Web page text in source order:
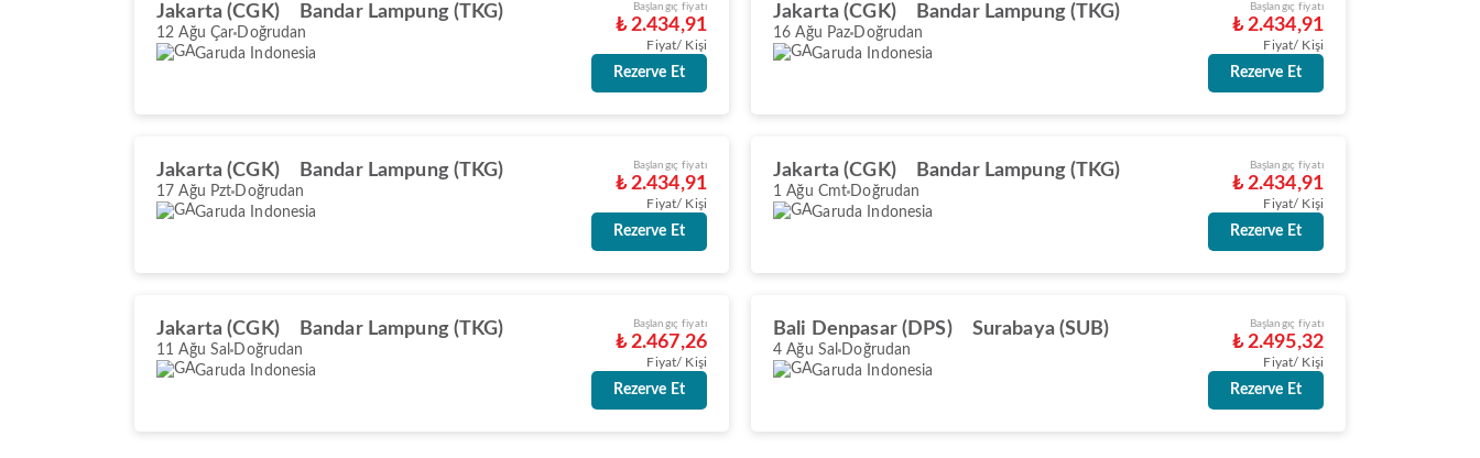
Jakarta (CGK) Bandar Lampung (TKG)
12 Ağu Çar Doğrudan
Garuda Indonesia
Başlangıç fiyatı
₺ 2.434,91
Fiyat/ Kişi
Rezerve Et
Jakarta (CGK) Bandar Lampung (TKG)
16 Ağu Paz Doğrudan
Garuda Indonesia
Başlangıç fiyatı
₺ 2.434,91
Fiyat/ Kişi
Rezerve Et
Jakarta (CGK) Bandar Lampung (TKG)
17 Ağu Pzt Doğrudan
Garuda Indonesia
Başlangıç fiyatı
₺ 2.434,91
Fiyat/ Kişi
Rezerve Et
Jakarta (CGK) Bandar Lampung (TKG)
1 Ağu Cmt Doğrudan
Garuda Indonesia
Başlangıç fiyatı
₺ 2.434,91
Fiyat/ Kişi
Rezerve Et
Jakarta (CGK) Bandar Lampung (TKG)
11 Ağu Sal Doğrudan
Garuda Indonesia
Başlangıç fiyatı
₺ 2.467,26
Fiyat/ Kişi
Rezerve Et
Bali Denpasar (DPS) Surabaya (SUB)
4 Ağu Sal Doğrudan
Garuda Indonesia
Başlangıç fiyatı
₺ 2.495,32
Fiyat/ Kişi
Rezerve Et